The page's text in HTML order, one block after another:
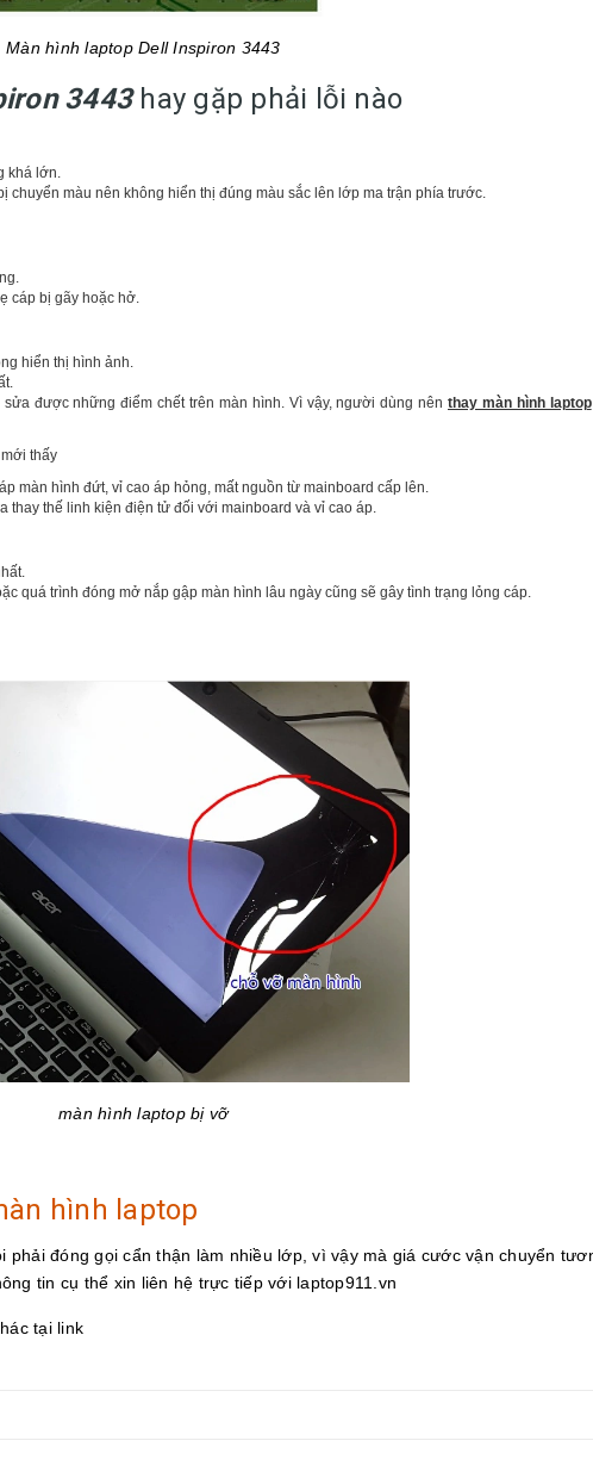
Màn hình laptop Dell Inspiron 3443
3443hay gặp phải lỗi nào
khá lớn.
chuyển màu nên không hiển thị đúng màu sắc lên lớp ma trận phía trước.
cáp bị gãy hoặc hở.
hiển thị hình ảnh.
được những điểm chết trên màn hình. Vì vậy, người dùng nên thay màn hình laptop
thấy
màn hình đứt, vỉ cao áp hỏng, mất nguồn từ mainboard cấp lên.
thay thế linh kiện điện tử đối với mainboard và vỉ cao áp.
quá trình đóng mở nắp gập màn hình lâu ngày cũng sẽ gây tình trạng lỏng cáp.
màn hình laptop bị vỡ
hình laptop
phải đóng gọi cẩn thận làm nhiều lớp, vì vậy mà giá cước vận chuyển
tin cụ thể xin liên hệ trực tiếp với laptop911.vn
tại link